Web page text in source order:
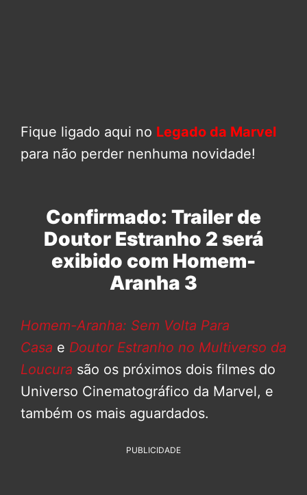
Fique ligado aqui no Legado da Marvel
para não perder nenhuma novidade!
Confirmado: Trailer de
Doutor Estranho 2 será
exibido com Homem-
Aranha 3
Homem-Aranha: Sem Volta Para
Casa e Doutor Estranho no Multiverso da
Loucura são os próximos dois filmes do
Universo Cinematográfico da Marvel, e
também os mais aguardados.
PUBLICIDADE